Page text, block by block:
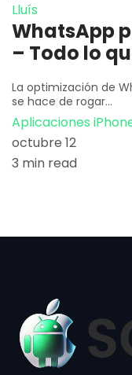
Lluís
WhatsApp
– Todo lo
La optimización de
se hace de rogar…
Aplicaciones
octubre 12
3 min read